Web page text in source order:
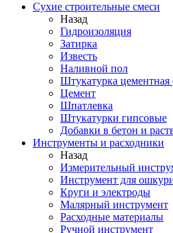
Сухие строительные смеси
Назад
Гидроизоляция
Затирка
Известь
Наливной пол
Штукатурка цементная
Цемент
Шпатлевка
Штукатурки гипсовые
Добавки в бетон и
Инструменты и расходники
Назад
Измерительный
Инструмент для
Круги и электроды
Малярный инструмент
Расходные материалы
Ручной инструмент